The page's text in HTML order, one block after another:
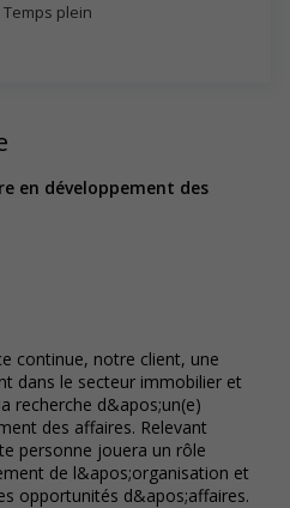
Temps plein
en développement des
continue, notre client, une
dans le secteur immobilier et
recherche d&apos;un(e)
des affaires. Relevant
personne jouera un rôle
de l&apos;organisation et
opportunités d&apos;affaires.